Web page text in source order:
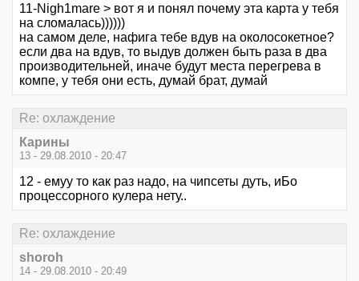
11-Nigh1mare > вот я и понял почему эта карта у тебя
на сломалась))))))
на самом деле, нафига тебе вдув на околосокетное?
если два на вдув, то выдув должен быть раза в два
производительней, иначе будут места перегрева в
компе, у тебя они есть, думай брат, думай
Re: охлаждение
Карины
13 - 29.08.2010 - 20:47
12 - емуу то как раз надо, на чипсеты дуть, иБо
процессорного кулера нету..
Re: охлаждение
shoroh
14 - 29.08.2010 - 20:49